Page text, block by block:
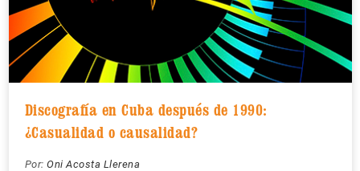
Discografía en Cuba después de 1990:
¿Casualidad o causalidad?
Por: Oni Acosta Llerena